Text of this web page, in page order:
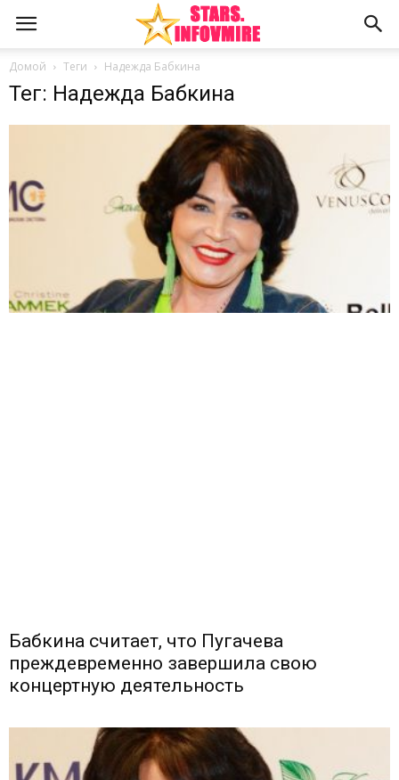
Домой Теги Надежда Бабкина
Тег: Надежда Бабкина
Бабкина считает, что Пугачева
преждевременно завершила свою
концертную деятельность